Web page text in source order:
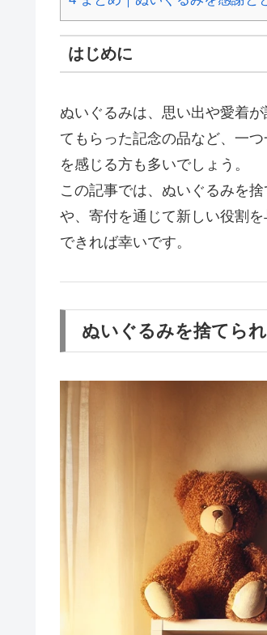
はじめに
ぬいぐるみは、思い出や愛着
てもらった記念の品など、一
を感じる方も多いでしょう。
この記事では、ぬいぐるみを
や、寄付を通じて新しい役割
できれば幸いです。
ぬいぐるみを捨てら